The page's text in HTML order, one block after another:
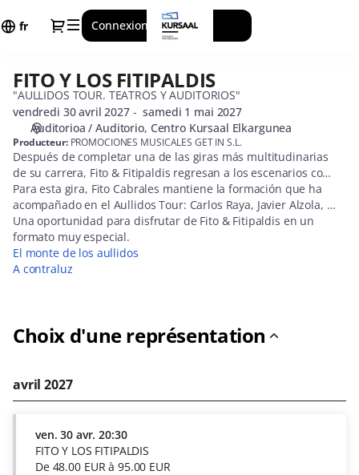
fr Dialogue
Connexion Inscrivez-vous
de
[FITO
LOS
FITIPALDIS]
Centro
Kursaal
FITO
Y
LOS
FITIPALDIS
FITO Y LOS FITIPALDIS
"AULLIDOS TOUR. TEATROS Y AUDITORIOS"
vendredi 30 avril 2027
samedi 1 mai 2027
Auditorioa / Auditorio Centro Kursaal Elkargunea
Producteur: PROMOCIONES MUSICALES GET IN S.L.
Después de completar una de las giras más multitudinarias
de su carrera, Fito & Fitipaldis regresan a los escenarios con
“Aullidos Tour. Teatros y Auditorios”, una gira que llevará a la
banda a un formato más cercano, en el que el público podrá
disfrutar de algunas canciones de su último disco, El monte
de los aullidos, y de los clásicos de su repertorio,
interpretados con un matiz diferente.
Para esta gira, Fito Cabrales mantiene la formación que ha
acompañado en el Aullidos Tour: Carlos Raya, Javier Alzola,
“Boli” Climent, “Coki” Giménez, Jorge Arribas y Diego Galaz.
Juntos recorrerán, entre octubre de 2026 y mayo de 2027,
algunos de los teatros y auditorios del país.
Una oportunidad para disfrutar de Fito & Fitipaldis en un
formato muy especial.
A contraluz
Choix d'une représentation
avril 2027
ven. 30 avr. 20:30
FITO Y LOS FITIPALDIS
De 48.00 EUR à95.00 EUR